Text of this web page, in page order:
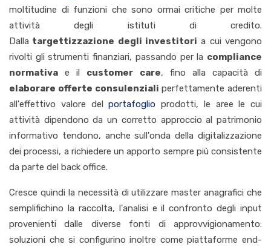
moltitudine di funzioni che sono ormai critiche per molte
attività degli istituti di credito.
Dalla targettizzazione degli investitori a cui vengono
rivolti gli strumenti finanziari, passando per la compliance
normativa e il customer care, fino alla capacità di
elaborare offerte consulenziali perfettamente aderenti
all'effettivo valore delportafoglio prodotti, le aree le cui
attività dipendono da un corretto approccio al patrimonio
informativo tendono, anche sull'onda della digitalizzazione
dei processi, a richiedere un apporto sempre più consistente
da parte del back office.
Cresce quindi la necessità di utilizzare master anagrafici che
semplifichino la raccolta, l'analisi e il confronto degli input
provenienti dalle diverse fonti di approvvigionamento:
soluzioni che si configurino inoltre come piattaforme end-